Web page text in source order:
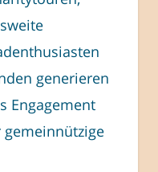
generieren
Engagement